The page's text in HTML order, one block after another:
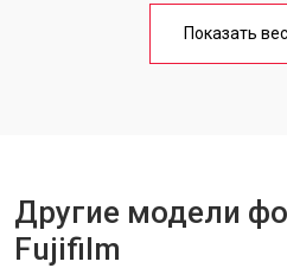
Показать
Другие модели
Fujifilm